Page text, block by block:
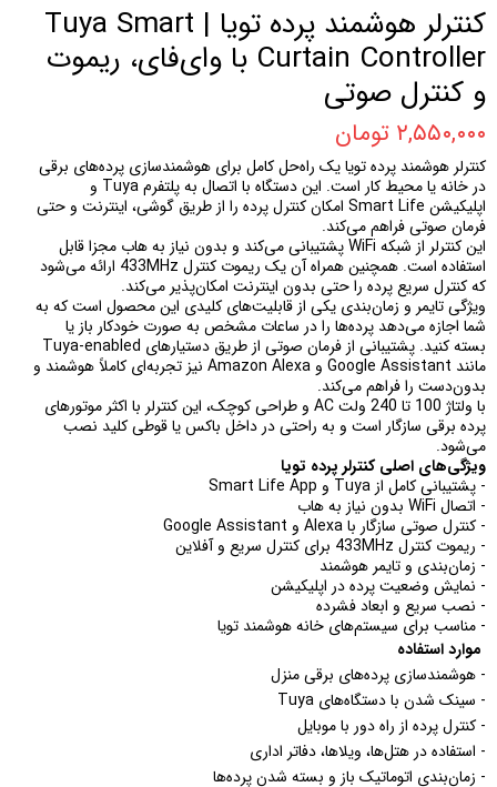
کنترلر هوشمند پرده تویا | Tuya Smart
Curtain Controller با وای‌فای، ریموت
و کنترل صوتی
۲,۵۵۰,۰۰۰ تومان
کنترلر هوشمند پرده تویا یک راه‌حل کامل برای هوشمندسازی پرده‌های برقی
در خانه یا محیط کار است. این دستگاه با اتصال به پلتفرم Tuya و
اپلیکیشن Smart Life امکان کنترل پرده را از طریق گوشی، اینترنت و حتی
فرمان صوتی فراهم می‌کند.
این کنترلر از شبکه WiFi پشتیبانی می‌کند و بدون نیاز به هاب مجزا قابل
استفاده است. همچنین همراه آن یک ریموت کنترل 433MHz ارائه می‌شود
که کنترل سریع پرده را حتی بدون اینترنت امکان‌پذیر می‌کند.
ویژگی تایمر و زمان‌بندی یکی از قابلیت‌های کلیدی این محصول است که به
شما اجازه می‌دهد پرده‌ها را در ساعات مشخص به صورت خودکار باز یا
بسته کنید. پشتیبانی از فرمان صوتی از طریق دستیارهای Tuya-enabled
مانند Google Assistant و Amazon Alexa نیز تجربه‌ای کاملاً هوشمند و
بدون‌دست را فراهم می‌کند.
با ولتاژ 100 تا 240 ولت AC و طراحی کوچک، این کنترلر با اکثر موتورهای
پرده برقی سازگار است و به راحتی در داخل باکس یا قوطی کلید نصب
می‌شود.
ویژگی‌های اصلی کنترلر پرده تویا
- پشتیبانی کامل از Tuya و Smart Life App
- اتصال WiFi بدون نیاز به هاب
- کنترل صوتی سازگار با Alexa و Google Assistant
- ریموت کنترل 433MHz برای کنترل سریع و آفلاین
- زمان‌بندی و تایمر هوشمند
- نمایش وضعیت پرده در اپلیکیشن
- نصب سریع و ابعاد فشرده
- مناسب برای سیستم‌های خانه هوشمند تویا
موارد استفاده
- هوشمندسازی پرده‌های برقی منزل
- سینک شدن با دستگاه‌های Tuya
- کنترل پرده از راه دور با موبایل
- استفاده در هتل‌ها، ویلاها، دفاتر اداری
- زمان‌بندی اتوماتیک باز و بسته شدن پرده‌ها